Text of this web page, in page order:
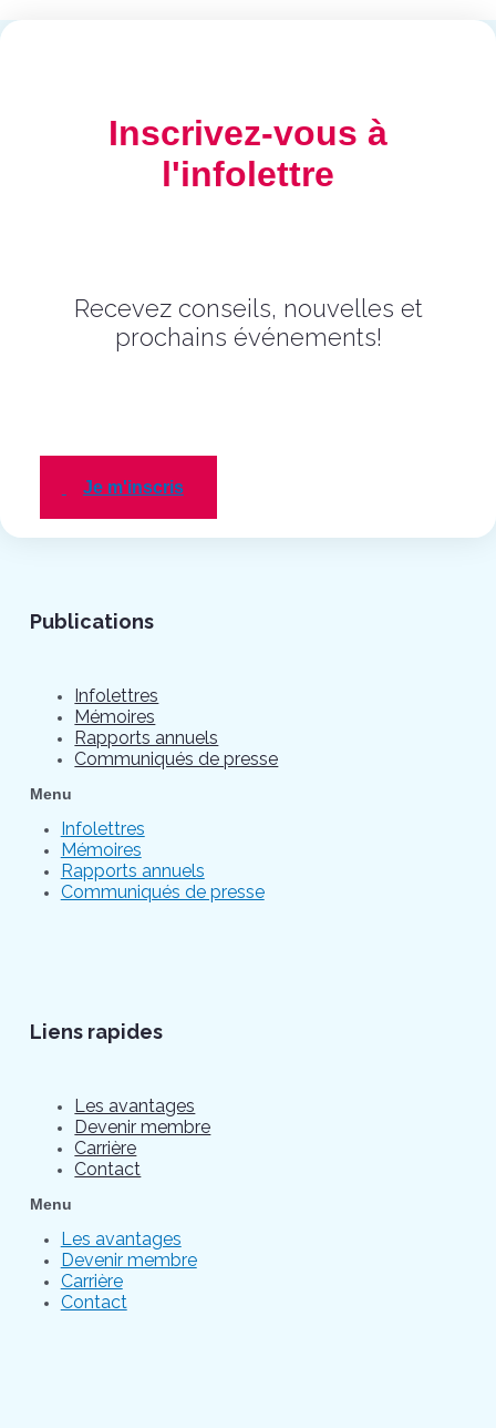
Inscrivez-vous à
l'infolettre
Recevez conseils, nouvelles et
prochains événements!
Je m'inscris
Publications
Infolettres
Mémoires
Rapports annuels
Communiqués de presse
Menu
Infolettres
Mémoires
Rapports annuels
Communiqués de presse
Liens rapides
Les avantages
Devenir membre
Carrière
Contact
Menu
Les avantages
Devenir membre
Carrière
Contact